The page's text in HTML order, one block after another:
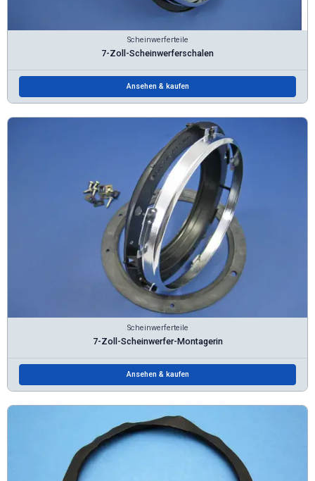
Scheinwerferteile
7-Zoll-Scheinwerferschalen
Ansehen & kaufen
Scheinwerferteile
7-Zoll-Scheinwerfer-Montagerin
Ansehen & kaufen